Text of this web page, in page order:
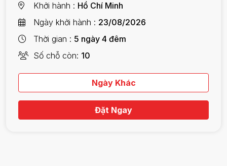
Khởi hành
Hồ Chí Minh
Ngày khởi hành
23/08/2026
Thời gian
5 ngày 4 đêm
Số chỗ còn 10
Ngày Khác
Đặt Ngay